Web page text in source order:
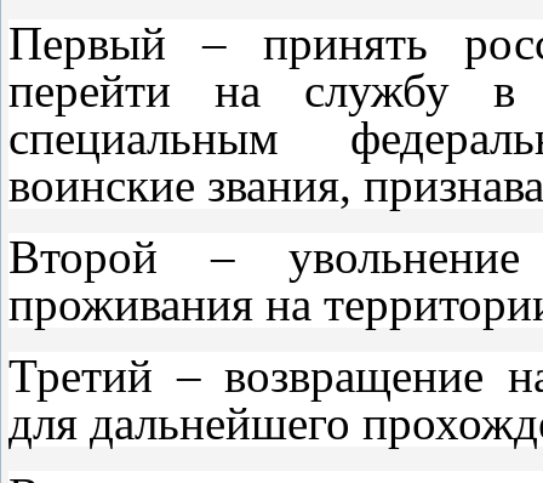
Первый – принять
перейти на службу
специальным
воинские звания,
Второй –
проживания на
Третий – возвращение
для дальнейшего